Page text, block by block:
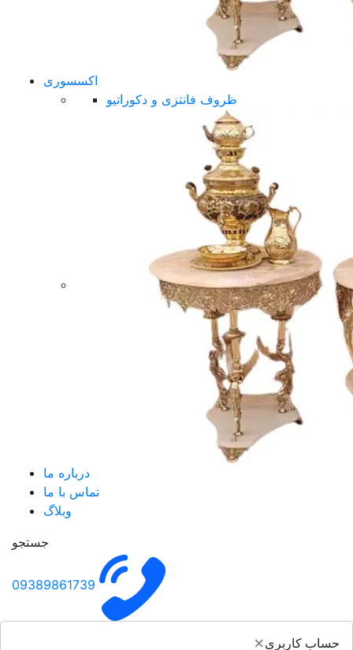
اکسسوری
ظروف فانتزی و دکوراتیو
درباره ما
تماس با ما
وبلاگ
جستجو
09389861739
×حساب کاربری